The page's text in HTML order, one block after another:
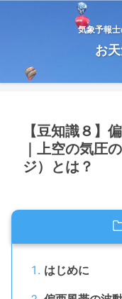
気象予報
お
【豆知識８】
｜上空の気圧
ジ）とは？
はじめに